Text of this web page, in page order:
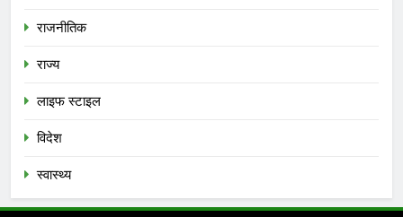
राजनीतिक
राज्य
लाइफ स्टाइल
विदेश
स्‍वास्‍थ्‍य